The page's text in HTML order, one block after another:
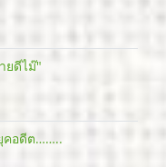
ยดีไม๊"
คอดีต……..